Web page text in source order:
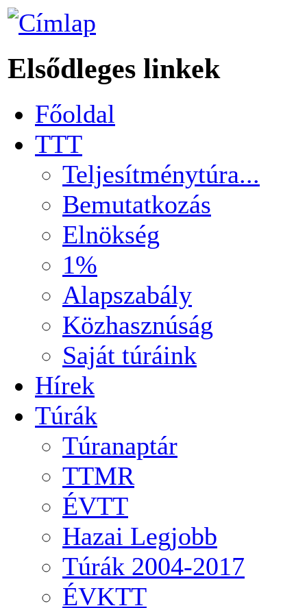
Elsődleges linkek
Főoldal
TTT
Teljesítménytúra...
Bemutatkozás
Elnökség
1%
Alapszabály
Közhasznúság
Saját túráink
Hírek
Túrák
Túranaptár
TTMR
ÉVTT
Hazai Legjobb
Túrák 2004-2017
ÉVKTT